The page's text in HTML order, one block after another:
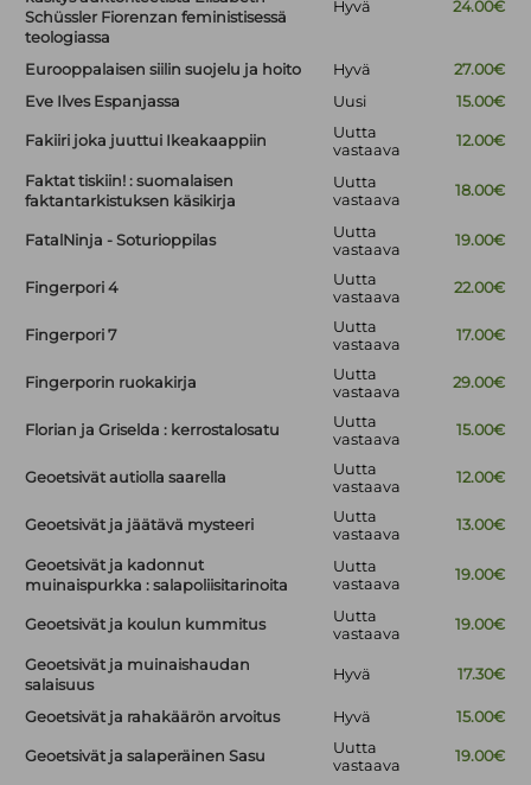
Schüssler Fiorenzan feministisessä
teologiassa
Hyvä 24.00€
Eurooppalaisen siilin suojelu ja hoito Hyvä
27.00€
Eve Ilves Espanjassa
Uusi 15.00€
Fakiiri joka juuttui Ikeakaappiin
Uutta
vastaava
12.00€
Faktat tiskiin! : suomalaisen
faktantarkistuksen käsikirja
Uutta
vastaava
18.00€
FatalNinja - Soturioppilas
Uutta
vastaava
19.00€
Fingerpori 4
Uutta
vastaava
22.00€
Fingerpori 7
Uutta
vastaava
17.00€
Fingerporin ruokakirja
Uutta
vastaava
29.00€
Florian ja Griselda : kerrostalosatu
Uutta
vastaava
15.00€
Geoetsivät autiolla saarella
Uutta
vastaava
12.00€
Geoetsivät ja jäätävä mysteeri
Uutta
vastaava
13.00€
Geoetsivät ja kadonnut
muinaispurkka : salapoliisitarinoita
Uutta
vastaava
19.00€
Geoetsivät ja koulun kummitus
Uutta
vastaava
19.00€
Geoetsivät ja muinaishaudan
salaisuus
Hyvä 17.30€
Geoetsivät ja rahakäärön arvoitus Hyvä 15.00€
Geoetsivät ja salaperäinen Sasu
Uutta
vastaava
19.00€